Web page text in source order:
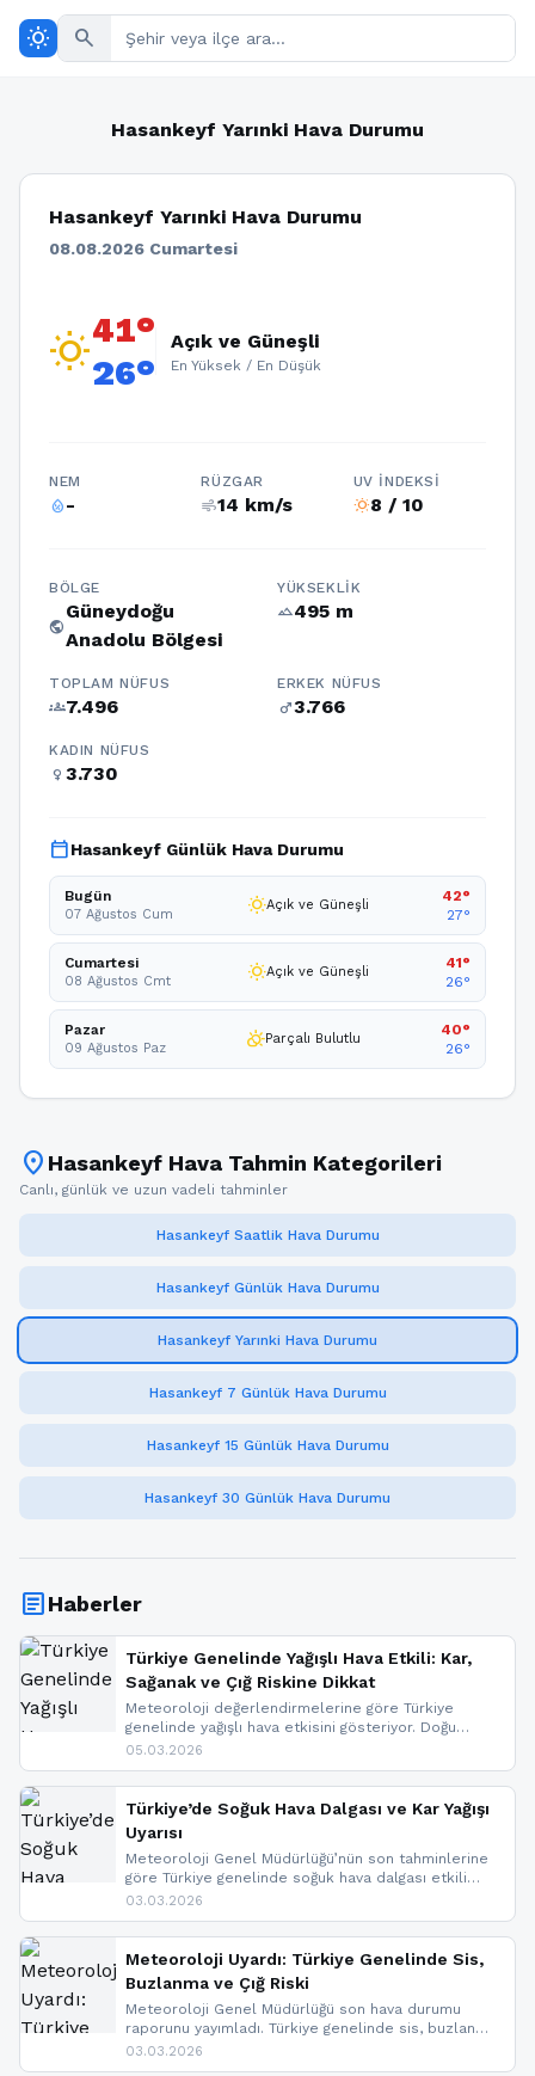
wb_sunny search
Hasankeyf Yarınki Hava Durumu
Hasankeyf Yarınki Hava Durumu
08.08.2026 Cumartesi
wb_sunny41°
26°
Açık ve Güneşli
En Yüksek / En Düşük
NEM
humidity_percentage-
RÜZGAR
air14 km/s
UV İNDEKSI
wb_sunny8 / 10
BÖLGE
public
Güneydoğu
Anadolu Bölgesi
YÜKSEKLIK
terrain495 m
TOPLAM NÜFUS
groups7.496
ERKEK NÜFUS
male3.766
KADIN NÜFUS
female 3.730
calendar_todayHasankeyf Günlük Hava Durumu
Bugün
07 Ağustos Cum wb_sunnyAçık ve Güneşli
42°
27°
Cumartesi
08 Ağustos Cmt wb_sunnyAçık ve Güneşli
41°
26°
Pazar
09 Ağustos Paz partly_cloudy_dayParçalı Bulutlu
40°
26°
location_on Hasankeyf Hava Tahmin Kategorileri
Canlı, günlük ve uzun vadeli tahminler
Hasankeyf Saatlik Hava Durumu
Hasankeyf Günlük Hava Durumu
Hasankeyf Yarınki Hava Durumu
Hasankeyf 7 Günlük Hava Durumu
Hasankeyf 15 Günlük Hava Durumu
Hasankeyf 30 Günlük Hava Durumu
articleHaberler
Türkiye Genelinde Yağışlı Hava Etkili: Kar,
Sağanak ve Çığ Riskine Dikkat
Meteoroloji değerlendirmelerine göre Türkiye
genelinde yağışlı hava etkisini gösteriyor. Doğu
bölgelerinde kar yağışı beklenirken Marmara ve
ise çığ tehlikesi bulunuyor. İç kesimlerde sis ve pus
nedeniyle görüş mesafesinde azalma
yaşanabileceği belirtiliyor.
05.03.2026
Türkiye’de Soğuk Hava Dalgası ve Kar Yağışı
Uyarısı
Meteoroloji Genel Müdürlüğü’nün son tahminlerine
göre Türkiye genelinde soğuk hava dalgası etkili
oluyor. Birçok il için kar yağışı ve buzlanma uyarısı
03.03.2026
Meteoroloji Uyardı: Türkiye Genelinde Sis,
Buzlanma ve Çığ Riski
Meteoroloji Genel Müdürlüğü son hava durumu
raporunu yayımladı. Türkiye genelinde sis, buzlanma
ve don beklenirken Doğu Anadolu ve Doğu
03.03.2026